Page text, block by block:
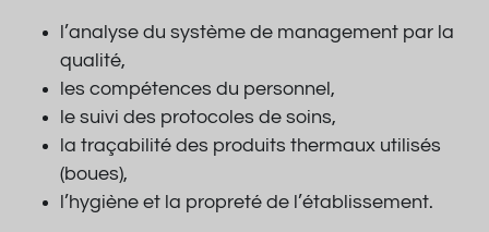
l’analyse du système de management par la
qualité,
les compétences du personnel,
le suivi des protocoles de soins,
la traçabilité des produits thermaux utilisés
(boues),
l’hygiène et la propreté de l’établissement.